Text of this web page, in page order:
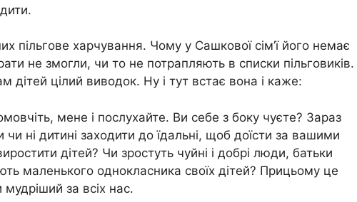
пільгове харчування. Чому у Сашкової сім’ї його немає
не змогли, чи то не потрапляють в списки пільговиків.
дітей цілий виводок. Ну і тут встає вона і каже:
мене і послухайте. Ви себе з боку чуєте? Зараз
ні дитині заходити до їдальні, щоб доїсти за вашими
дітей? Чи зростуть чуйні і добрі люди, батьки
маленького однокласника своїх дітей? Прицьому це
мудріший за всіх нас.